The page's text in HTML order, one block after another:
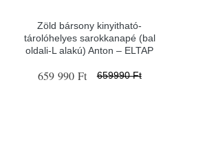
Zöld bársony kinyitható-
tárolóhelyes sarokkanapé (bal
oldali-L alakú) Anton – ELTAP
659 990 Ft 659990 Ft